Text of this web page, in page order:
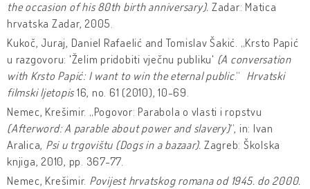
the occasion of his 80th birth anniversary). Zadar: Matica
hrvatska Zadar, 2005.
Kukoč, Juraj, Daniel Rafaelić and Tomislav Šakić. „Krsto Papić
u razgovoru: 'Želim pridobiti vječnu publiku' (A conversation
with Krsto Papić: I want to win the eternal public.“ Hrvatski
filmski ljetopis 16, no. 61 (2010), 10-69.
Nemec, Krešimir. „Pogovor: Parabola o vlasti i ropstvu
(Afterword: A parable about power and slavery)“, in: Ivan
Aralica, Psi u trgovištu (Dogs in a bazaar). Zagreb: Školska
knjiga, 2010, pp. 367-77.
Nemec, Krešimir. Povijest hrvatskog romana od 1945. do 2000.